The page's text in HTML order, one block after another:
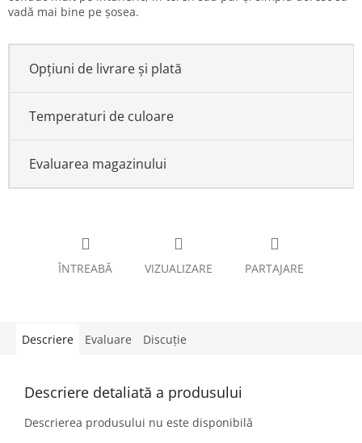
vadă mai bine pe șosea.
Opțiuni de livrare și plată
Temperaturi de culoare
Evaluarea magazinului
ÎNTREABĂ VIZUALIZARE PARTAJARE
Descriere Evaluare Discuţie
Descriere detaliată a produsului
Descrierea produsului nu este disponibilă